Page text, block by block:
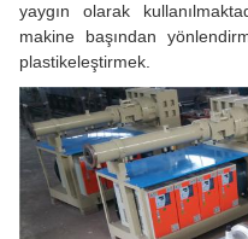
yaygın olarak
makine başından
plastikeleştirmek.